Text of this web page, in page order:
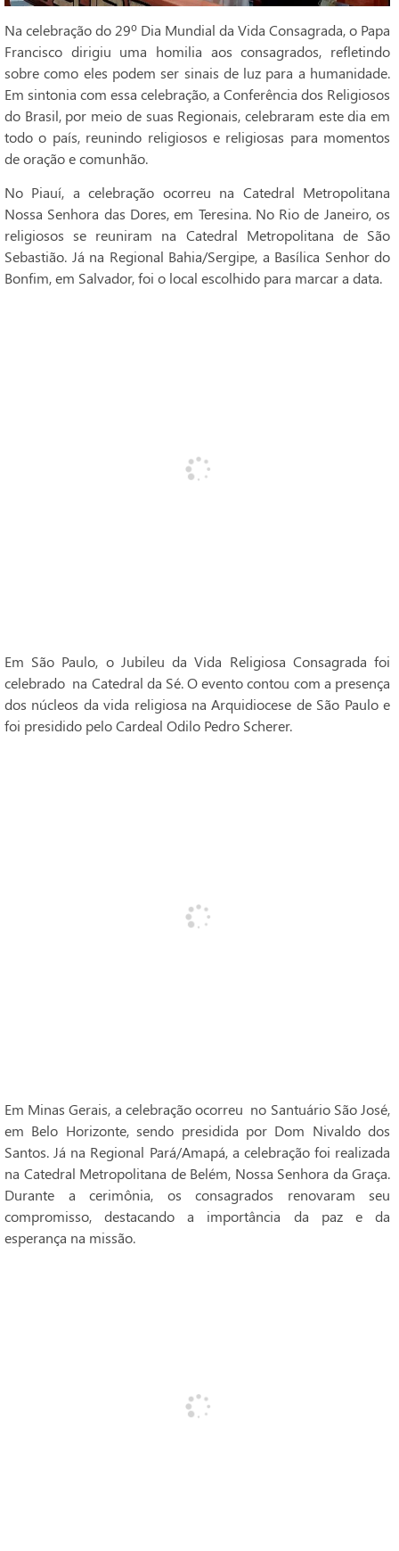
Na celebração do 29º Dia Mundial da Vida Consagrada, o Papa
Francisco dirigiu uma homilia aos consagrados, refletindo
sobre como eles podem ser sinais de luz para a humanidade.
Em sintonia com essa celebração, a Conferência dos Religiosos
do Brasil, por meio de suas Regionais, celebraram este dia em
todo o país, reunindo religiosos e religiosas para momentos
de oração e comunhão.
No Piauí, a celebração ocorreu na Catedral Metropolitana
Nossa Senhora das Dores, em Teresina. No Rio de Janeiro, os
religiosos se reuniram na Catedral Metropolitana de São
Sebastião. Já na Regional Bahia/Sergipe, a Basílica Senhor do
Bonfim, em Salvador, foi o local escolhido para marcar a data.
Em São Paulo, o Jubileu da Vida Religiosa Consagrada foi
celebrado na Catedral da Sé. O evento contou com a presença
dos núcleos da vida religiosa na Arquidiocese de São Paulo e
foi presidido pelo Cardeal Odilo Pedro Scherer.
Em Minas Gerais, a celebração ocorreu no Santuário São José,
em Belo Horizonte, sendo presidida por Dom Nivaldo dos
Santos. Já na Regional Pará/Amapá, a celebração foi realizada
na Catedral Metropolitana de Belém, Nossa Senhora da Graça.
Durante a cerimônia, os consagrados renovaram seu
compromisso, destacando a importância da paz e da
esperança na missão.